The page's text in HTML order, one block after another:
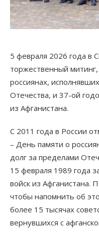
5 февраля 2026 года в
торжественный
россиянах,
Отечества, и 37-ой
из Афганистана.
С 2011 года в России
– День памяти о
долг за пределами
15 февраля 1989 года
войск из Афганистана.
чтобы напомнить об
более 15 тысячах
вернувшихся с